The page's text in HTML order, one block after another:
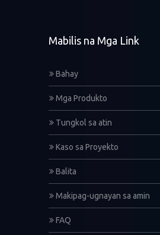
Mabilis na Mga Link
Bahay
Mga Produkto
Tungkol sa atin
Kaso sa Proyekto
Balita
Makipag-ugnayan sa amin
FAQ